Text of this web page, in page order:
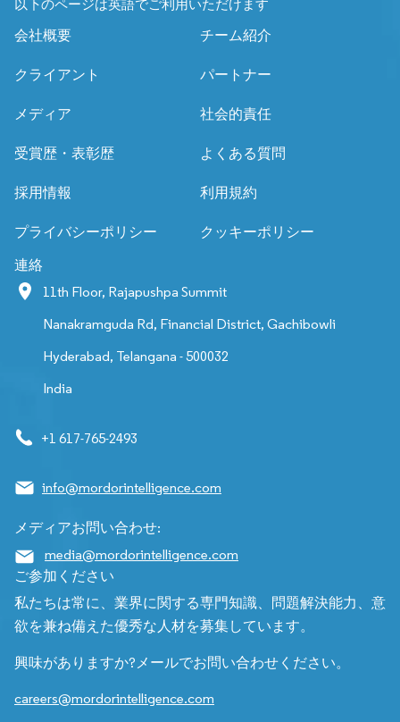
以下のページは英語でご利用いただけます
会社概要 チーム紹介
クライアント パートナー
メディア 社会的責任
受賞歴・表彰歴 よくある質問
採用情報 利用規約
プライバシーポリシー クッキーポリシー
連絡
11th Floor, Rajapushpa Summit
Nanakramguda Rd, Financial District, Gachibowli
Hyderabad, Telangana - 500032
India
+1 617-765-2493
info@mordorintelligence.com
メディアお問い合わせ:
media@mordorintelligence.com
ご参加ください
私たちは常に、業界に関する専門知識、問題解決能力、意
欲を兼ね備えた優秀な人材を募集しています。
興味がありますか?メールでお問い合わせください。
careers@mordorintelligence.com